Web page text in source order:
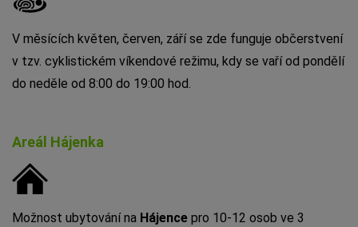
V měsících květen, červen, září se zde funguje občerstvení
v tzv. cyklistickém víkendové režimu, kdy se vaří od pondělí
do neděle od 8:00 do 19:00 hod.
Areál Hájenka
Možnost ubytování na Hájence pro 10-12 osob ve 3